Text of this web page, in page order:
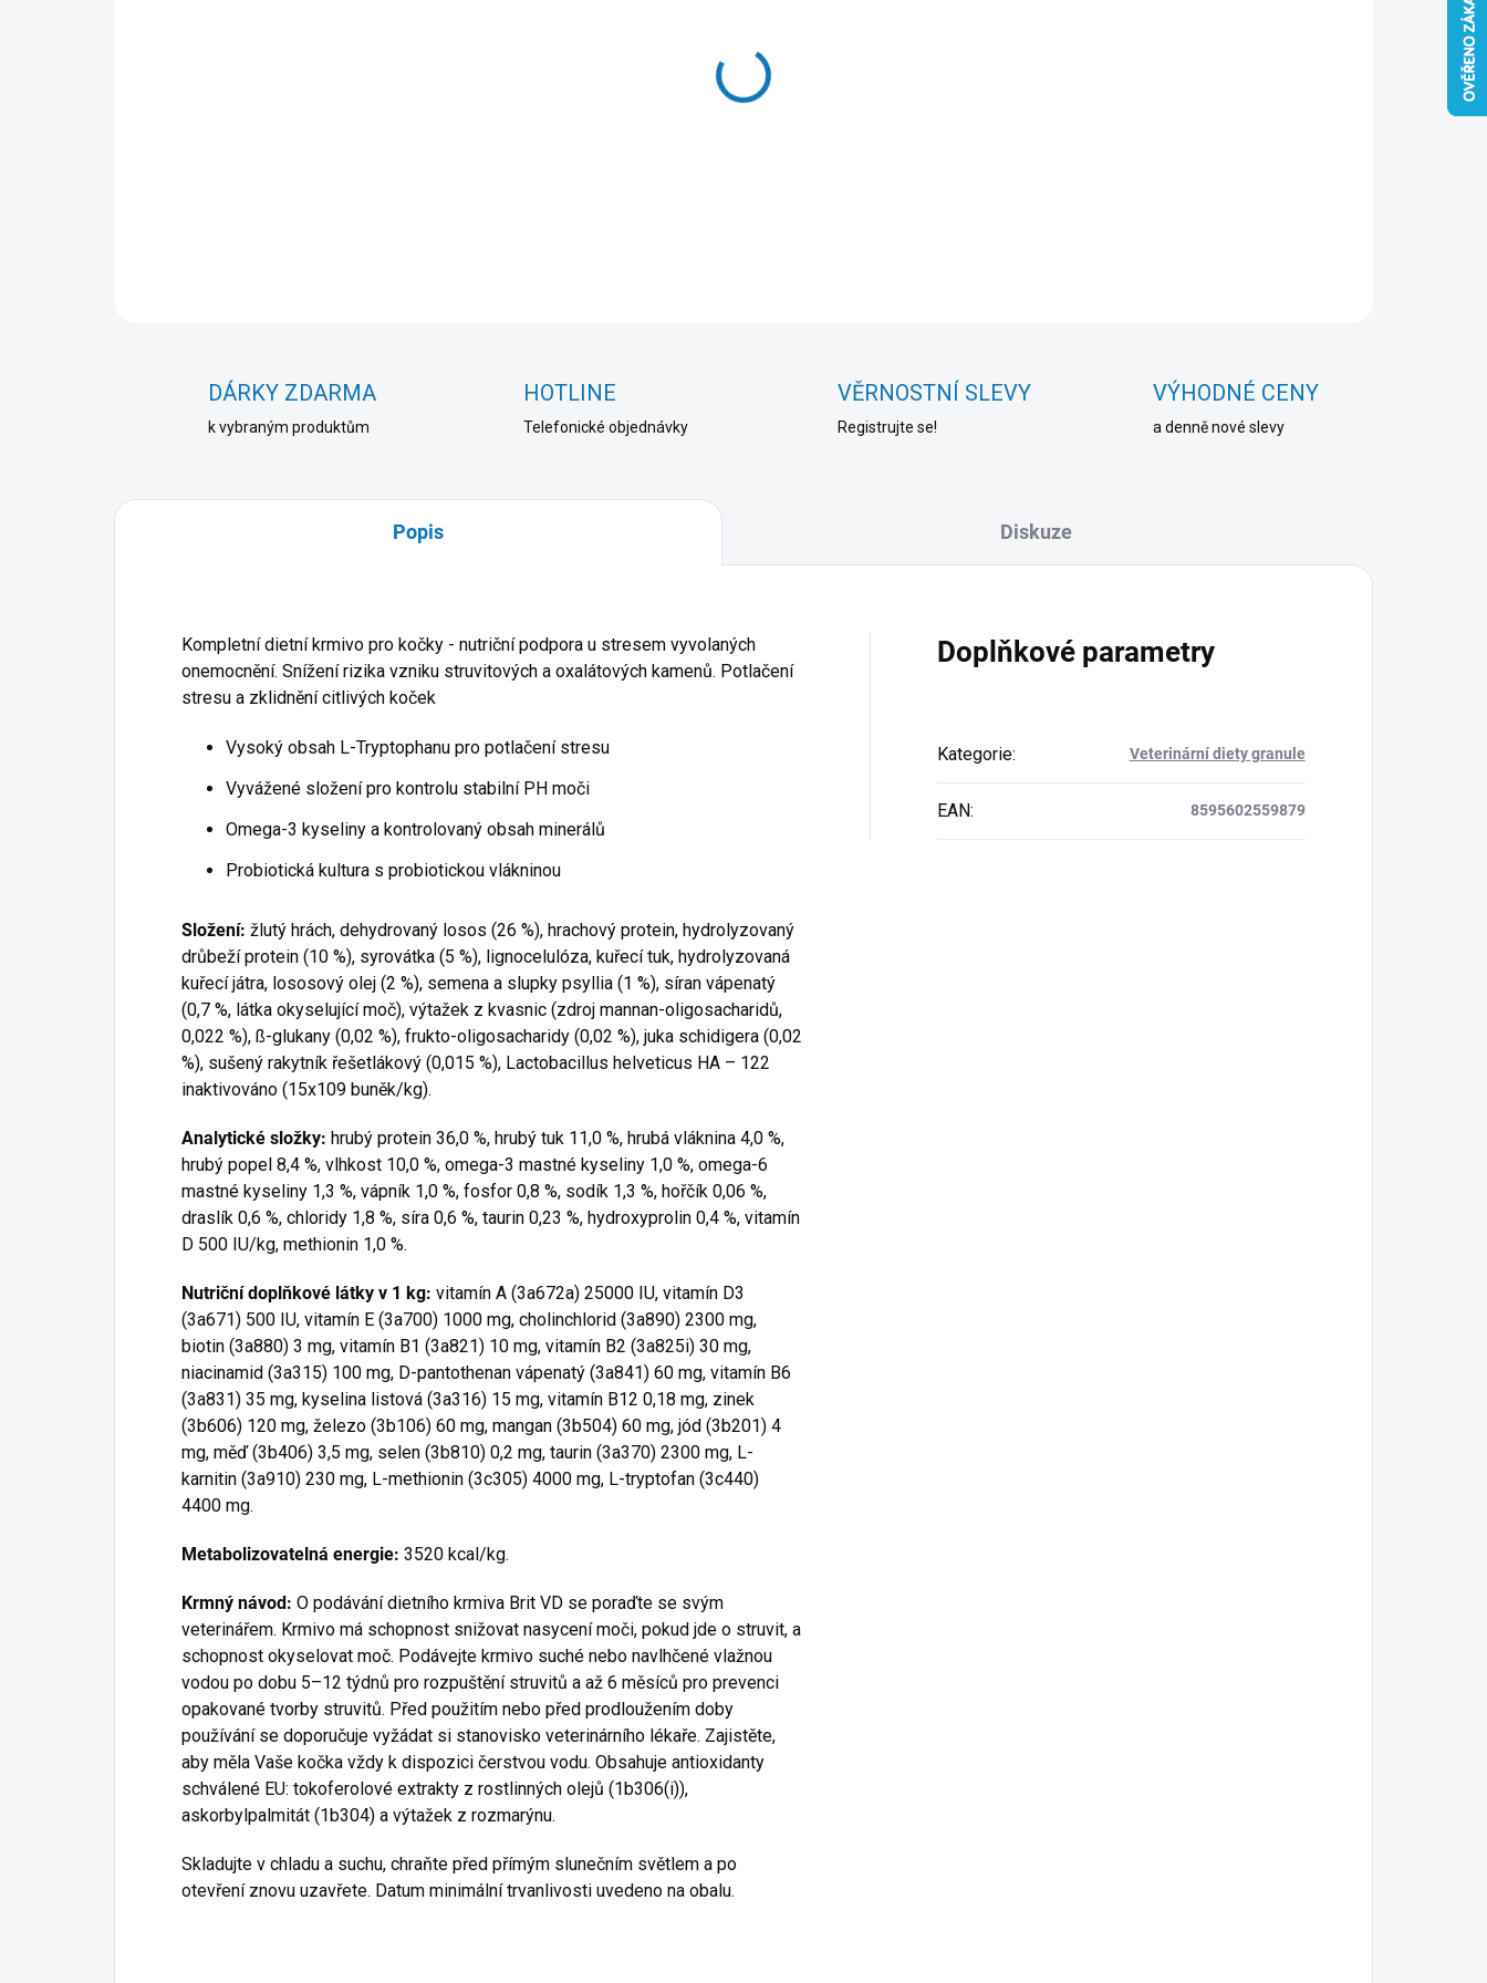
DÁRKY ZDARMA
k vybraným produktům
HOTLINE
Telefonické objednávky
VĚRNOSTNÍ SLEVY
Registrujte se!
VÝHODNÉ CENY
a denně nové slevy
Popis Diskuze
Kompletní dietní krmivo pro kočky - nutriční podpora u stresem vyvolaných
onemocnění. Snížení rizika vzniku struvitových a oxalátových kamenů. Potlačení
stresu a zklidnění citlivých koček
Vysoký obsah L-Tryptophanu pro potlačení stresu
Vyvážené složení pro kontrolu stabilní PH moči
Omega-3 kyseliny a kontrolovaný obsah minerálů
Probiotická kultura s probiotickou vlákninou
Složení: žlutý hrách, dehydrovaný losos (26 %), hrachový protein, hydrolyzovaný
drůbeží protein (10 %), syrovátka (5 %), lignocelulóza, kuřecí tuk, hydrolyzovaná
kuřecí játra, lososový olej (2 %), semena a slupky psyllia (1 %), síran vápenatý
(0,7 %, látka okyselující moč), výtažek z kvasnic (zdroj mannan-oligosacharidů,
0,022 %), ß-glukany (0,02 %), frukto-oligosacharidy (0,02 %), juka schidigera (0,02
%), sušený rakytník řešetlákový (0,015 %), Lactobacillus helveticus HA – 122
inaktivováno (15x109 buněk/kg).
Analytické složky: hrubý protein 36,0 %, hrubý tuk 11,0 %, hrubá vláknina 4,0 %,
hrubý popel 8,4 %, vlhkost 10,0 %, omega-3 mastné kyseliny 1,0 %, omega-6
mastné kyseliny 1,3 %, vápník 1,0 %, fosfor 0,8 %, sodík 1,3 %, hořčík 0,06 %,
draslík 0,6 %, chloridy 1,8 %, síra 0,6 %, taurin 0,23 %, hydroxyprolin 0,4 %, vitamín
D 500 IU/kg, methionin 1,0 %.
Nutriční doplňkové látky v 1 kg: vitamín A (3a672a) 25000 IU, vitamín D3
(3a671) 500 IU, vitamín E (3a700) 1000 mg, cholinchlorid (3a890) 2300 mg,
biotin (3a880) 3 mg, vitamín B1 (3a821) 10 mg, vitamín B2 (3a825i) 30 mg,
niacinamid (3a315) 100 mg, D-pantothenan vápenatý (3a841) 60 mg, vitamín B6
(3a831) 35 mg, kyselina listová (3a316) 15 mg, vitamín B12 0,18 mg, zinek
(3b606) 120 mg, železo (3b106) 60 mg, mangan (3b504) 60 mg, jód (3b201) 4
mg, měď (3b406) 3,5 mg, selen (3b810) 0,2 mg, taurin (3a370) 2300 mg, L-
karnitin (3a910) 230 mg, L-methionin (3c305) 4000 mg, L-tryptofan (3c440)
4400 mg.
Metabolizovatelná energie: 3520 kcal/kg.
Krmný návod: O podávání dietního krmiva Brit VD se poraďte se svým
veterinářem. Krmivo má schopnost snižovat nasycení moči, pokud jde o struvit, a
schopnost okyselovat moč. Podávejte krmivo suché nebo navlhčené vlažnou
vodou po dobu 5–12 týdnů pro rozpuštění struvitů a až 6 měsíců pro prevenci
opakované tvorby struvitů. Před použitím nebo před prodloužením doby
používání se doporučuje vyžádat si stanovisko veterinárního lékaře. Zajistěte,
aby měla Vaše kočka vždy k dispozici čerstvou vodu. Obsahuje antioxidanty
schválené EU: tokoferolové extrakty z rostlinných olejů (1b306(i)),
askorbylpalmitát (1b304) a výtažek z rozmarýnu.
Skladujte v chladu a suchu, chraňte před přímým slunečním světlem a po
otevření znovu uzavřete. Datum minimální trvanlivosti uvedeno na obalu.
Doplňkové parametry
Kategorie: Veterinární diety granule
EAN: 8595602559879